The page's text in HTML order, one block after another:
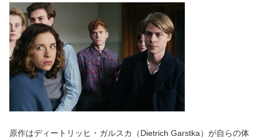
原作はディートリッヒ・ガルスカ（Dietrich Garstka）が自らの体